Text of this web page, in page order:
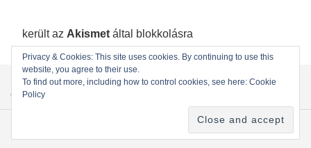
került az Akismet által blokkolásra
KEZDŐLAP
ÖNKORMÁNYZATI KÉPVISELŐINK
ÖNKORMÁNYZAT
. Powered by WordPress
Privacy & Cookies: This site uses cookies. By continuing to use this
website, you agree to their use.
To find out more, including how to control cookies, see here: Cookie
Policy